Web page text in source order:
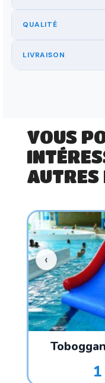
QUALITÉ
LIVRAISON
VOUS
AUTRES